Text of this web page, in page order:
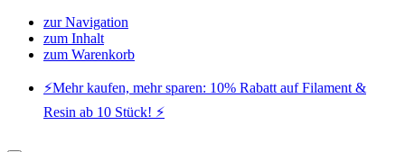
zur Navigation
zum Inhalt
zum Warenkorb
⚡️Mehr kaufen, mehr sparen: 10% Rabatt auf Filament &
Resin ab 10 Stück! ⚡️